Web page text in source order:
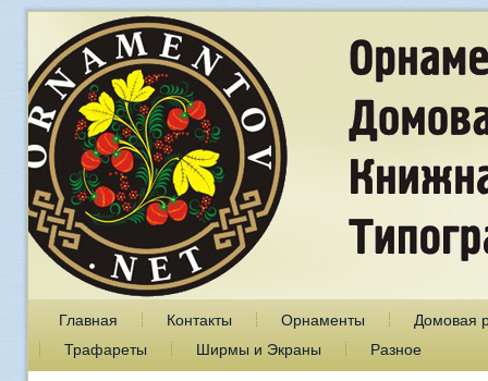
Главная Контакты Орнаменты
Домовая
Трафареты
Ширмы и Экраны Разное